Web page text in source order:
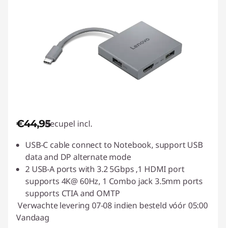
€44,95Recupel incl.
USB-C cable connect to Notebook, support USB
data and DP alternate mode
2 USB-A ports with 3.2 5Gbps ,1 HDMI port
supports 4K@ 60Hz, 1 Combo jack 3.5mm ports
supports CTIA and OMTP
Verwachte levering 07-08 indien besteld vóór 05:00
Vandaag